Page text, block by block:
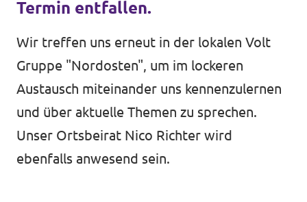
Kontakt
Termin entfallen.
Wir treffen uns erneut in der lokalen Volt
Gruppe "Nordosten", um im lockeren
Austausch miteinander uns kennenzulernen
und über aktuelle Themen zu sprechen.
Unser Ortsbeirat Nico Richter wird
ebenfalls anwesend sein.